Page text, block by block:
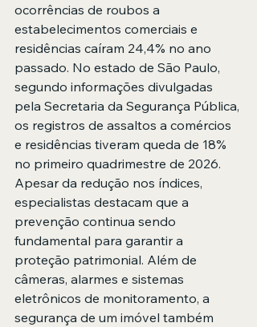
ocorrências de roubos a
estabelecimentos comerciais e
residências caíram 24,4% no ano
passado. No estado de São Paulo,
segundo informações divulgadas
pela Secretaria da Segurança Pública,
os registros de assaltos a comércios
e residências tiveram queda de 18%
no primeiro quadrimestre de 2026.
Apesar da redução nos índices,
especialistas destacam que a
prevenção continua sendo
fundamental para garantir a
proteção patrimonial. Além de
câmeras, alarmes e sistemas
eletrônicos de monitoramento, a
segurança de um imóvel também